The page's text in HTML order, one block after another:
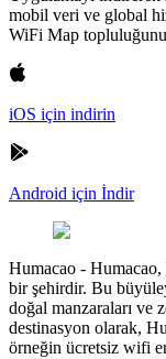
mobil veri ve global
WiFi Map
iOS için indirin
Android için İndir
Humacao - Humacao,
bir şehirdir. Bu
doğal manzaraları ve
destinasyon olarak,
örneğin ücretsiz wifi